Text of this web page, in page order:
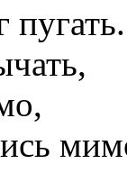
пугать.